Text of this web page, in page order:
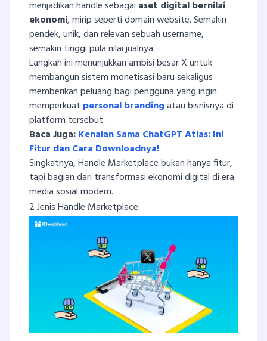
menjadikan handle sebagai aset digital bernilai
ekonomi, mirip seperti domain website. Semakin
pendek, unik, dan relevan sebuah username,
semakin tinggi pula nilai jualnya.
Langkah ini menunjukkan ambisi besar X untuk
membangun sistem monetisasi baru sekaligus
memberikan peluang bagi pengguna yang ingin
memperkuat personal brandingatau bisnisnya di
platform tersebut.
Baca Juga:Kenalan Sama ChatGPT Atlas: Ini
Fitur dan Cara Downloadnya!
Singkatnya, Handle Marketplace bukan hanya fitur,
tapi bagian dari transformasi ekonomi digital di era
media sosial modern.
2 Jenis Handle Marketplace